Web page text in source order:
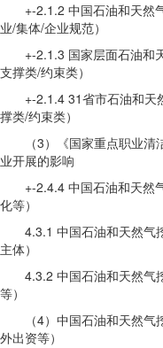
+-2.1.2 中国石油和天然
业/集体/企业规范）
+-2.1.3 国家层面石油和
支撑类/约束类）
+-2.1.4 31省市石油和天
撑类/约束类）
（3）《国家重点职业清
业开展的影响
+-2.4.4 中国石油和天然
化等）
4.3.1 中国石油和天然气
主体）
4.3.2 中国石油和天然气
等）
（4）中国石油和天然气
外出资等）